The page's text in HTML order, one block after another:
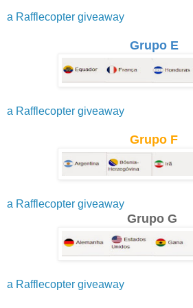
a Rafflecopter giveaway
Grupo E
a Rafflecopter giveaway
Grupo F
a Rafflecopter giveaway
Grupo G
a Rafflecopter giveaway